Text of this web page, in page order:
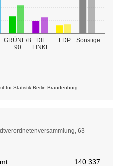
GRÜNE/B
90
DIE
LINKE
FDP Sonstige
für Statistik Berlin-Brandenburg
63 -
140.337